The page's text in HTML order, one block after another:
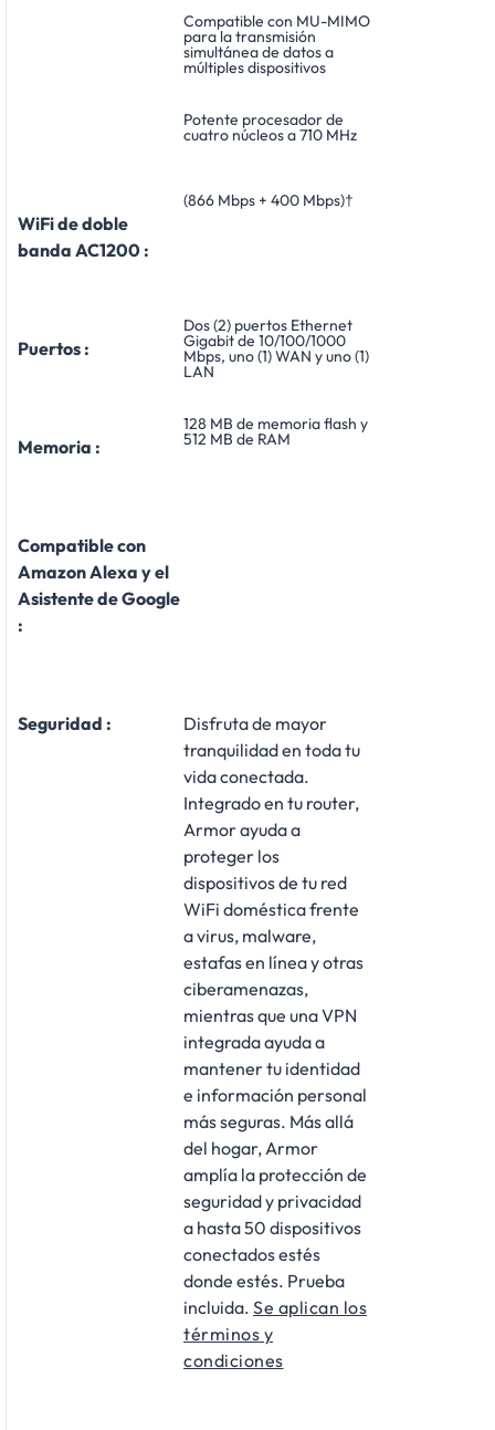
Compatible con MU-MIMO
para la transmisión
simultánea de datos a
múltiples dispositivos
Potente procesador de
cuatro núcleos a 710 MHz
WiFi de doble
banda AC1200 :
(866 Mbps + 400 Mbps)†
Puertos :
Dos (2) puertos Ethernet
Gigabit de 10/100/1000
Mbps, uno (1) WAN y uno (1)
LAN
Memoria :
128 MB de memoria flash y
512 MB de RAM
Compatible con
Amazon Alexa y el
Asistente de Google
:
Seguridad :
Disfruta de mayor
tranquilidad en toda tu
vida conectada.
Integrado en tu router,
Armor ayuda a
proteger los
dispositivos de tu red
WiFi doméstica frente
a virus, malware,
estafas en línea y otras
ciberamenazas,
mientras que una VPN
integrada ayuda a
mantener tu identidad
e información personal
más seguras. Más allá
del hogar, Armor
amplía la protección de
seguridad y privacidad
a hasta 50 dispositivos
conectados estés
donde estés. Prueba
incluida. Se aplican los
términos y
condiciones